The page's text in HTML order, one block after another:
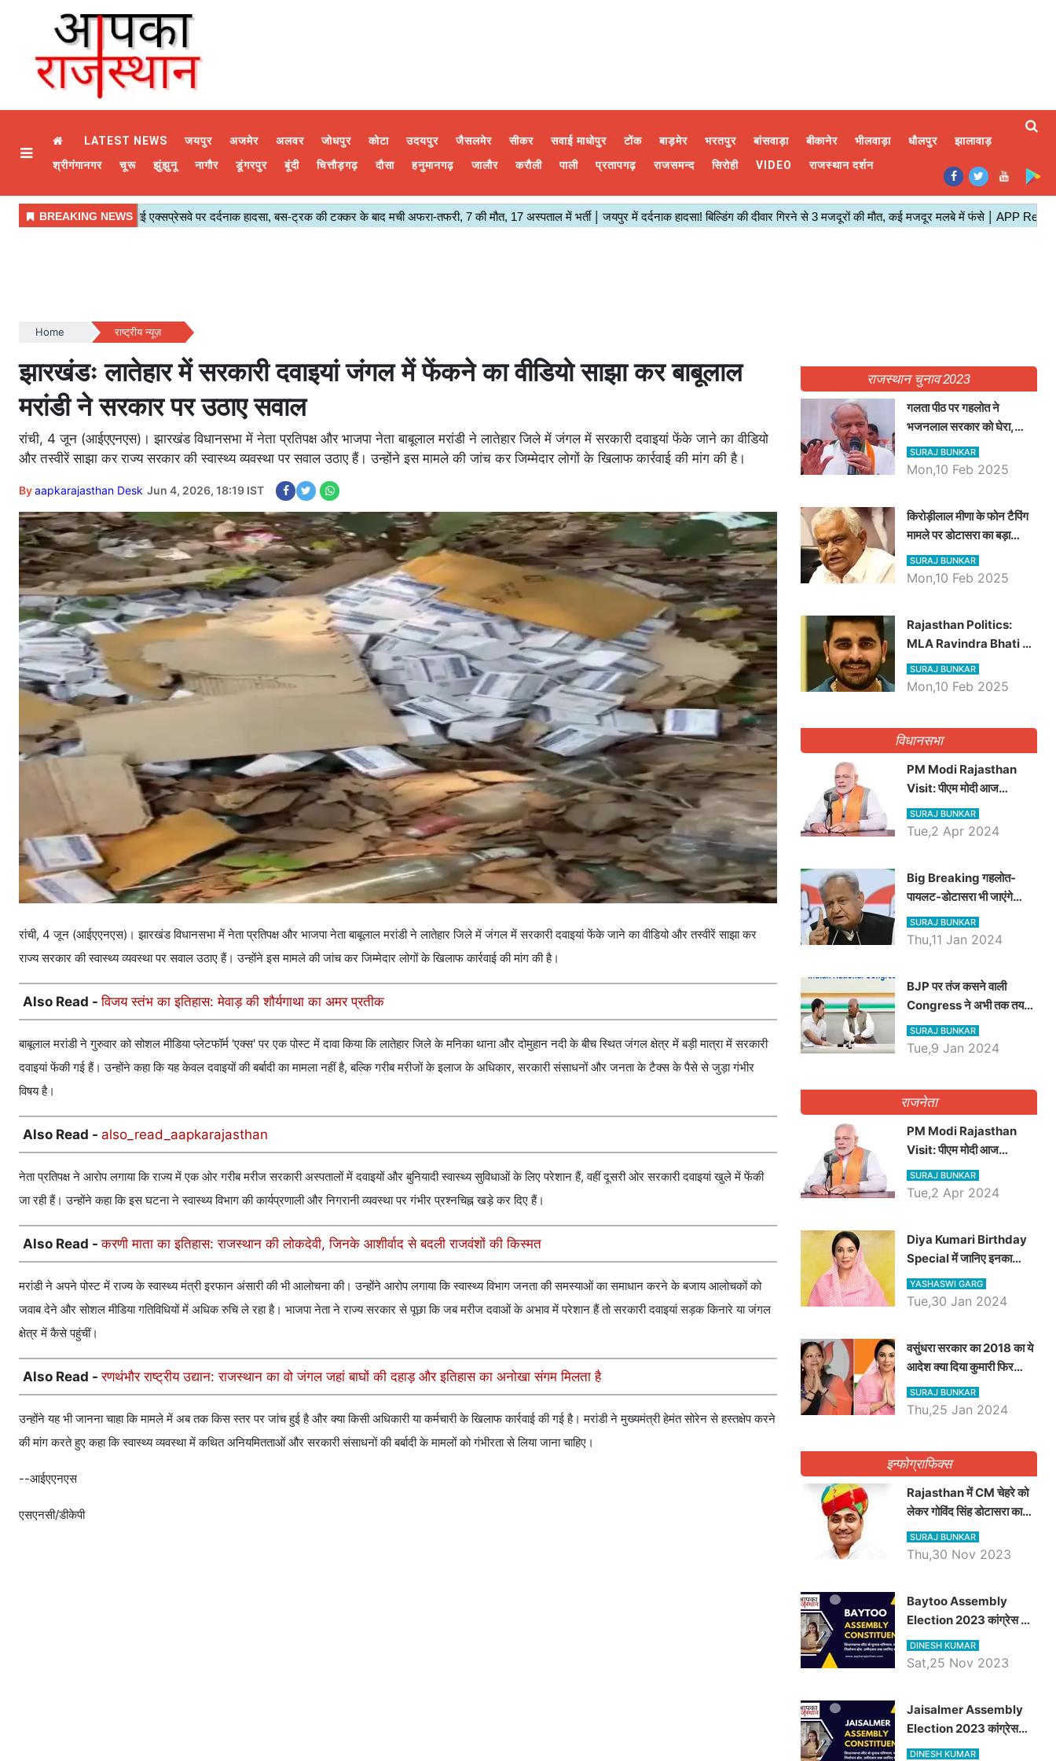
LATEST NEWS जयपुर अजमेर अलवर जोधपुर कोटा उदयपुर जैसलमेर सीकर सवाई माधोपुर टोंक बाड़मेर भरतपुर बांसवाड़ा बीकानेर भीलवाड़ा धौलपुर
झालावाड़
श्रीगंगानगर
चूरू झुंझुनू नागौर डूंगरपुर बूंदी चित्तौड़गढ़ दौसा हनुमानगढ़ जालौर करौली पाली प्रतापगढ़ राजसमन्द सिरोही VIDEO राजस्थान दर्शन
Home राष्ट्रीय न्यूज़
झारखंडः लातेहार में सरकारी दवाइयां जंगल में फेंकने का वीडियो साझा कर बाबूलाल
मरांडी ने सरकार पर उठाए सवाल
रांची, 4 जून (आईएएनएस)। झारखंड विधानसभा में नेता प्रतिपक्ष और भाजपा नेता बाबूलाल मरांडी ने लातेहार जिले में जंगल में सरकारी दवाइयां फेंके जाने का वीडियो
और तस्वीरें साझा कर राज्य सरकार की स्वास्थ्य व्यवस्था पर सवाल उठाए हैं। उन्होंने इस मामले की जांच कर जिम्मेदार लोगों के खिलाफ कार्रवाई की मांग की है।
Byaapkarajasthan Desk Jun 4, 2026, 18:19 IST
रांची, 4 जून (आईएएनएस)। झारखंड विधानसभा में नेता प्रतिपक्ष और भाजपा नेता बाबूलाल मरांडी ने लातेहार जिले में जंगल में सरकारी दवाइयां फेंके जाने का वीडियो और तस्वीरें साझा कर
राज्य सरकार की स्वास्थ्य व्यवस्था पर सवाल उठाए हैं। उन्होंने इस मामले की जांच कर जिम्मेदार लोगों के खिलाफ कार्रवाई की मांग की है।
Also Read -विजय स्तंभ का इतिहास: मेवाड़ की शौर्यगाथा का अमर प्रतीक
बाबूलाल मरांडी ने गुरुवार को सोशल मीडिया प्लेटफॉर्म 'एक्स' पर एक पोस्ट में दावा किया कि लातेहार जिले के मनिका थाना और दोमुहान नदी के बीच स्थित जंगल क्षेत्र में बड़ी मात्रा में सरकारी
दवाइयां फेंकी गई हैं। उन्होंने कहा कि यह केवल दवाइयों की बर्बादी का मामला नहीं है, बल्कि गरीब मरीजों के इलाज के अधिकार, सरकारी संसाधनों और जनता के टैक्स के पैसे से जुड़ा गंभीर
विषय है।
Also Read - also_read_aapkarajasthan
नेता प्रतिपक्ष ने आरोप लगाया कि राज्य में एक ओर गरीब मरीज सरकारी अस्पतालों में दवाइयों और बुनियादी स्वास्थ्य सुविधाओं के लिए परेशान हैं, वहीं दूसरी ओर सरकारी दवाइयां खुले में फेंकी
जा रही हैं। उन्होंने कहा कि इस घटना ने स्वास्थ्य विभाग की कार्यप्रणाली और निगरानी व्यवस्था पर गंभीर प्रश्नचिह्न खड़े कर दिए हैं।
Also Read -करणी माता का इतिहास: राजस्थान की लोकदेवी, जिनके आशीर्वाद से बदली राजवंशों की किस्मत
मरांडी ने अपने पोस्ट में राज्य के स्वास्थ्य मंत्री इरफान अंसारी की भी आलोचना की। उन्होंने आरोप लगाया कि स्वास्थ्य विभाग जनता की समस्याओं का समाधान करने के बजाय आलोचकों को
जवाब देने और सोशल मीडिया गतिविधियों में अधिक रुचि ले रहा है। भाजपा नेता ने राज्य सरकार से पूछा कि जब मरीज दवाओं के अभाव में परेशान हैं तो सरकारी दवाइयां सड़क किनारे या जंगल
क्षेत्र में कैसे पहुंचीं।
Also Read -रणथंभौर राष्ट्रीय उद्यान: राजस्थान का वो जंगल जहां बाघों की दहाड़ और इतिहास का अनोखा संगम मिलता है
उन्होंने यह भी जानना चाहा कि मामले में अब तक किस स्तर पर जांच हुई है और क्या किसी अधिकारी या कर्मचारी के खिलाफ कार्रवाई की गई है। मरांडी ने मुख्यमंत्री हेमंत सोरेन से हस्तक्षेप करने
की मांग करते हुए कहा कि स्वास्थ्य व्यवस्था में कथित अनियमितताओं और सरकारी संसाधनों की बर्बादी के मामलों को गंभीरता से लिया जाना चाहिए।
--आईएएनएस
एसएनसी/डीकेपी
राजस्थान चुनाव 2023
गलता पीठ पर गहलोत ने
भजनलाल सरकार को घेरा,
Video में देखें अब तक बड़ी
खबरें
SURAJ BUNKAR
Mon,10 Feb 2025
किरोड़ीलाल मीणा के फोन टैपिंग
मामले पर डोटासरा का बड़ा
आरोप, वीडियो में देखें AZ बड़ी
खबरें
SURAJ BUNKAR
Mon,10 Feb 2025
Rajasthan Politics:
MLA Ravindra Bhati ने
प्रदेश की शिक्षा व्यवस्था पर
उठाए सवाल, Madan
SURAJ BUNKAR
Mon,10 Feb 2025
विधानसभा
PM Modi Rajasthan
Visit: पीएम मोदी आज
राजस्थान में कोटपूतली में करेंगे
विशाल रैली, एक सभा से 8 सीटों
SURAJ BUNKAR
Tue,2 Apr 2024
Big Breaking गहलोत-
पायलट-डोटासरा भी जाएंगे
अयोध्या, करेंगे रामलला के दर्शन
SURAJ BUNKAR
Thu,11 Jan 2024
BJP पर तंज कसने वाली
Congress ने अभी तक तय
नहीं किया नेता प्रतिपक्ष, जानें
कौन होगा दावेदार
SURAJ BUNKAR
Tue,9 Jan 2024
राजनेता
PM Modi Rajasthan
Visit: पीएम मोदी आज
राजस्थान में कोटपूतली में करेंगे
विशाल रैली, एक सभा से 8 सीटों
SURAJ BUNKAR
Tue,2 Apr 2024
Diya Kumari Birthday
Special में जानिए इनका
राजकुमारी से राजस्थान की
डिप्टी सीएम बनने तक का सफर,
YASHASWI GARG
Tue,30 Jan 2024
वसुंधरा सरकार का 2018 का ये
आदेश क्या दिया कुमारी फिर
करेंगी लागू? कांग्रेस सरकार ने
किया था निरस्त
SURAJ BUNKAR
Thu,25 Jan 2024
इन्फोग्राफिक्स
Rajasthan में CM चेहरे को
लेकर गोविंद सिंह डोटासरा का
बड़ा बयान आया सामने, जानें
विचार
SURAJ BUNKAR
Thu,30 Nov 2023
Baytoo Assembly
Election 2023 कांग्रेस से
हरीश चौधरी तो बालाराम मुंड होंगे
भाजपा उम्मीदवार, जानिये बायतू
DINESH KUMAR
Sat,25 Nov 2023
​​​​​​​Jaisalmer Assembly
Election 2023 कांग्रेस
रूपा राम मेघवाल तो छोटु सिंह
DINESH KUMAR